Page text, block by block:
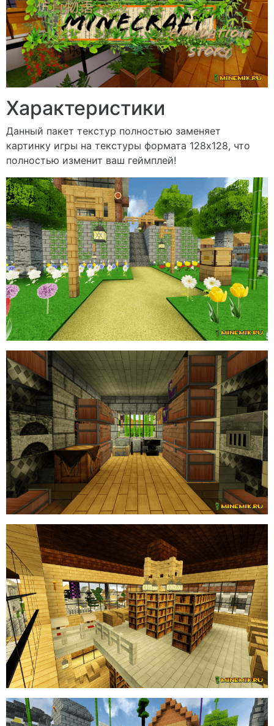
Характеристики
Данный пакет текстур полностью заменяет
картинку игры на текстуры формата 128х128, что
полностью изменит ваш геймплей!